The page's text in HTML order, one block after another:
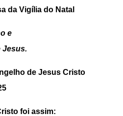
da Vigília do Natal
e
Jesus.
de Jesus Cristo
foi assim: